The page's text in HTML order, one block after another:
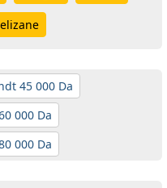
45 000 Da
000 Da
000 Da